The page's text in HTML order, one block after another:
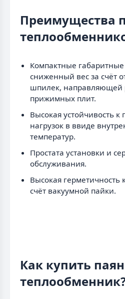
Преимущества
Компактные
сниженный вес за счёт
шпилек, направляющей
прижимных плит.
Высокая устойчивость к
нагрузок в ввиде
температур.
Простата установки и
обслуживания.
Высокая герметичность
счёт вакуумной пайки.
Как купить